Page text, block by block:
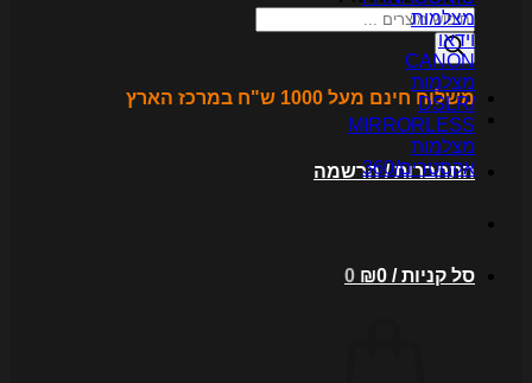
חינם מעל 1000 ש"ח במרכז הארץ
/ הרשמה
קניות / ₪0
0
360